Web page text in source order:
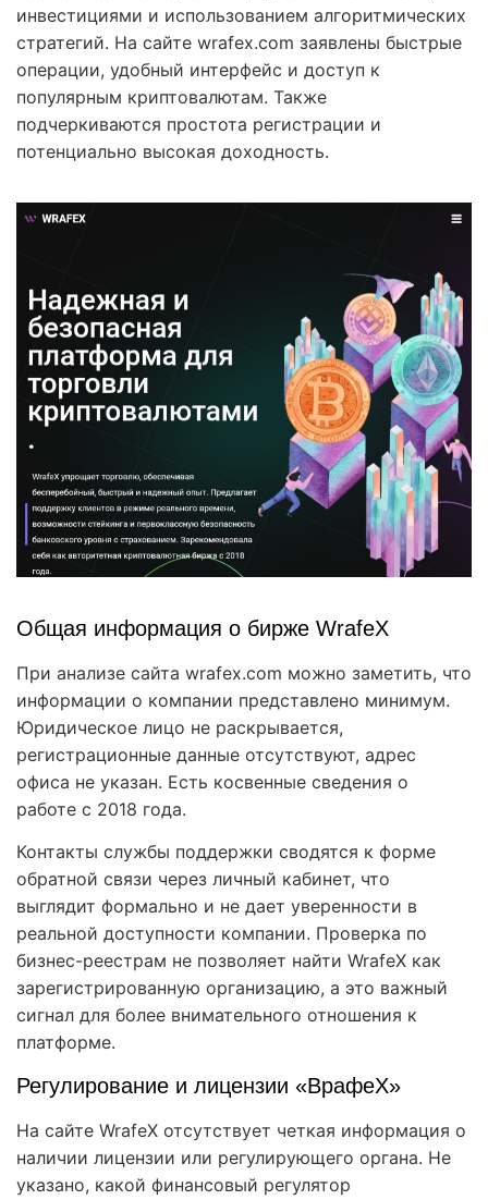
инвестициями и использованием алгоритмических
стратегий. На сайте wrafex.com заявлены быстрые
операции, удобный интерфейс и доступ к
популярным криптовалютам. Также
подчеркиваются простота регистрации и
потенциально высокая доходность.
Общая информация о бирже WrafeX
При анализе сайта wrafex.com можно заметить, что
информации о компании представлено минимум.
Юридическое лицо не раскрывается,
регистрационные данные отсутствуют, адрес
офиса не указан. Есть косвенные сведения о
работе с 2018 года.
Контакты службы поддержки сводятся к форме
обратной связи через личный кабинет, что
выглядит формально и не дает уверенности в
реальной доступности компании. Проверка по
бизнес-реестрам не позволяет найти WrafeX как
зарегистрированную организацию, а это важный
сигнал для более внимательного отношения к
платформе.
Регулирование и лицензии «ВрафеХ»
На сайте WrafeX отсутствует четкая информация о
наличии лицензии или регулирующего органа. Не
указано, какой финансовый регулятор